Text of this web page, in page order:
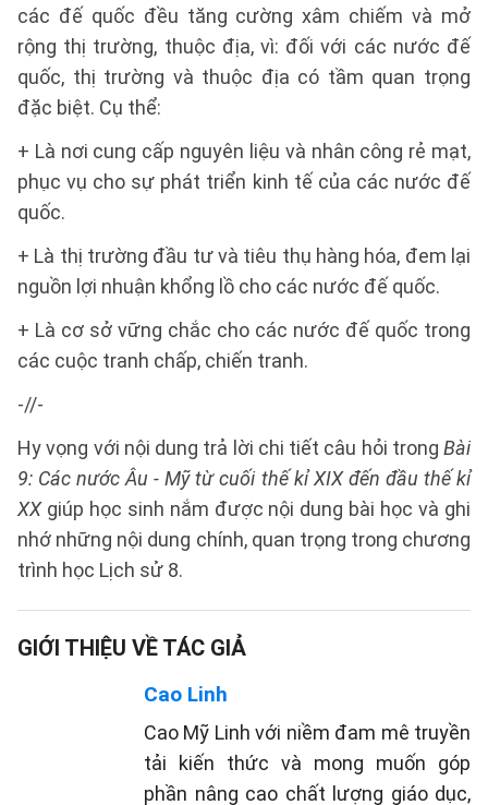
các đế quốc đều tăng cường xâm chiếm và mở
rộng thị trường, thuộc địa, vì: đối với các nước đế
quốc, thị trường và thuộc địa có tầm quan trọng
đặc biệt. Cụ thể:
+ Là nơi cung cấp nguyên liệu và nhân công rẻ mạt,
phục vụ cho sự phát triển kinh tế của các nước đế
quốc.
+ Là thị trường đầu tư và tiêu thụ hàng hóa, đem lại
nguồn lợi nhuận khổng lồ cho các nước đế quốc.
+ Là cơ sở vững chắc cho các nước đế quốc trong
các cuộc tranh chấp, chiến tranh.
-//-
Hy vọng với nội dung trả lời chi tiết câu hỏi trong Bài
9: Các nước Âu - Mỹ từ cuối thế kỉ XIX đến đầu thế kỉ
XXgiúp học sinh nắm được nội dung bài học và ghi
nhớ những nội dung chính, quan trọng trong chương
trình học Lịch sử 8.
GIỚI THIỆU VỀ TÁC GIẢ
Cao Linh
Cao Mỹ Linh với niềm đam mê truyền
tải kiến thức và mong muốn góp
phần nâng cao chất lượng giáo dục,